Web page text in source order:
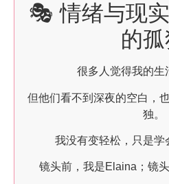
🎭 情绪与现
的
很多人觉得我的生
但他们看不到深夜的空白，
独。
我没有变轻松，只是学
镜头前，我是Elaina；镜